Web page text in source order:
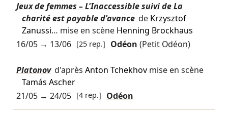
Jeux de femmes – L'Inaccessible suivi de La
charité est payable d'avance de Krzysztof
Zanussi… mise en scène Henning Brockhaus
16/05→ 13/06 [25 rep.] Odéon(Petit Odéon)
Platonov d'après Anton Tchekhovmise en scène
Tamás Ascher
21/05→ 24/05 [4 rep.] Odéon